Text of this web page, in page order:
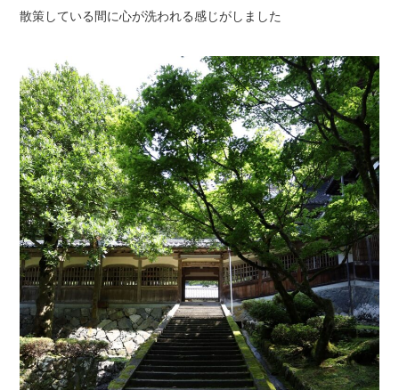
散策している間に心が洗われる感じがしました